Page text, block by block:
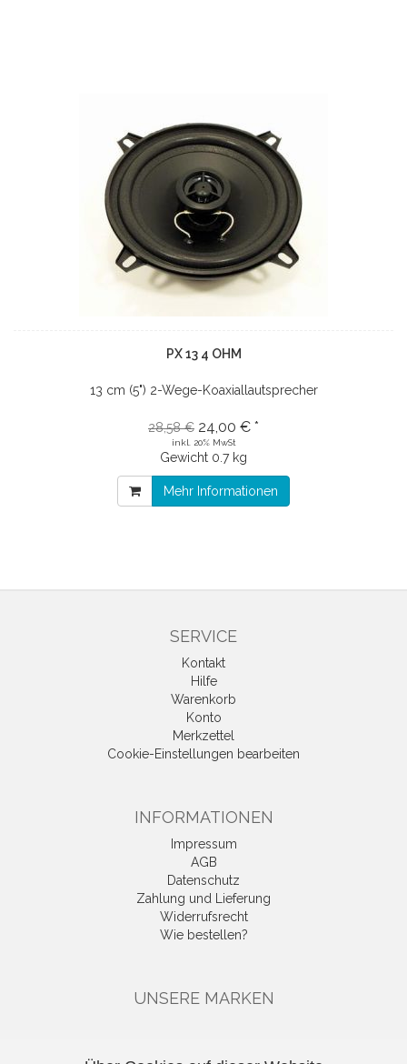
PX 13 4 OHM
13 cm (5") 2-Wege-Koaxiallautsprecher
28,58 € 24,00 € *
inkl. 20% MwSt
Gewicht 0.7 kg
Mehr Informationen
SERVICE
Kontakt
Hilfe
Warenkorb
Konto
Merkzettel
Cookie-Einstellungen bearbeiten
INFORMATIONEN
Impressum
AGB
Datenschutz
Zahlung und Lieferung
Widerrufsrecht
Wie bestellen?
UNSERE MARKEN